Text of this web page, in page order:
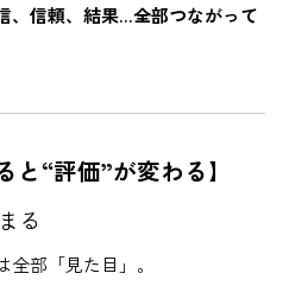
、信頼、結果…全部つながって
と“評価”が変わる】
る
部「見た目」。